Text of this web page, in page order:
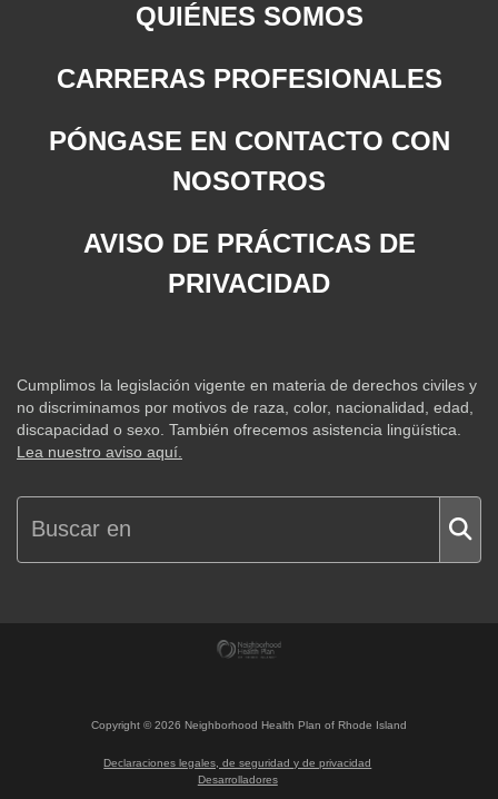
QUIÉNES SOMOS
CARRERAS PROFESIONALES
PÓNGASE EN CONTACTO CON
NOSOTROS
AVISO DE PRÁCTICAS DE
PRIVACIDAD
Cumplimos la legislación vigente en materia de derechos civiles y
no discriminamos por motivos de raza, color, nacionalidad, edad,
discapacidad o sexo. También ofrecemos asistencia lingüística.
Lea nuestro aviso aquí.
Copyright ©2026 Neighborhood Health Plan of Rhode Island
Declaraciones legales, de seguridad y de privacidad
Desarrolladores